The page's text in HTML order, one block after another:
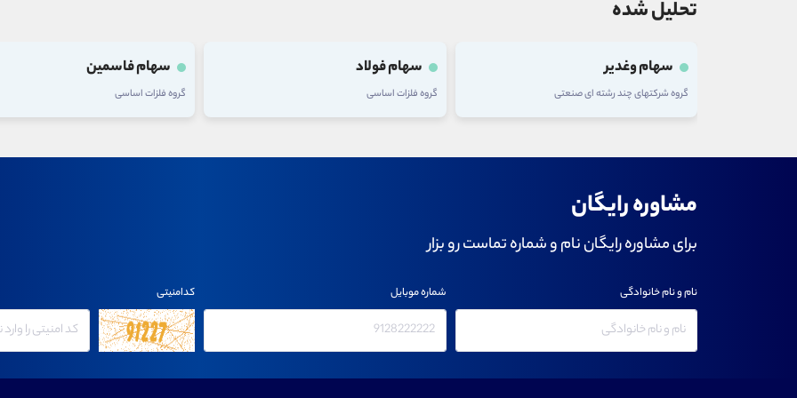
تحلیل شده
سهام وغدیر
گروه شرکتهای چند رشته ای صنعتی
سهام فولاد
گروه فلزات اساسی
سهام فاسمین
گروه فلزات اساسی
مشاوره رایگان
برای مشاوره رایگان نام و شماره تماست رو بزار
نام و نام خانوادگی شماره موبایل کدامنیتی